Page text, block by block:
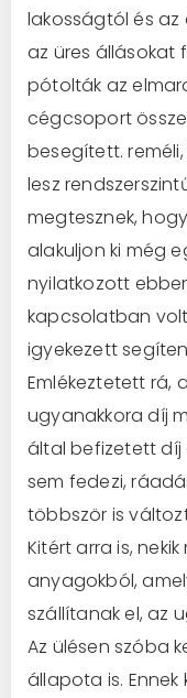
lakosságtól és
az üres állásokat
pótolták az
cégcsoport
besegített.
lesz
megtesznek,
alakuljon ki még
nyilatkozott
kapcsolatban
igyekezett
Emlékeztetett rá,
ugyanakkora díj
által befizetett
sem fedezi,
többször is
Kitért arra is,
anyagokból,
szállítanak el, az
Az ülésen szóba
állapota is.